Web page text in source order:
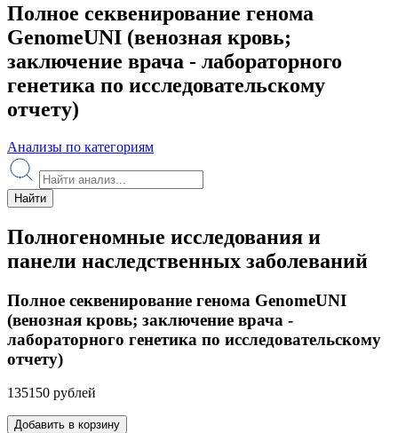
Полное секвенирование генома
GenomeUNI (венозная кровь;
заключение врача - лабораторного
генетика по исследовательскому
отчету)
Анализы по категориям
Найти
Полногеномные исследования и
панели наследственных заболеваний
Полное секвенирование генома GenomeUNI
(венозная кровь; заключение врача -
лабораторного генетика по исследовательскому
отчету)
135150 рублей
Добавить в корзину